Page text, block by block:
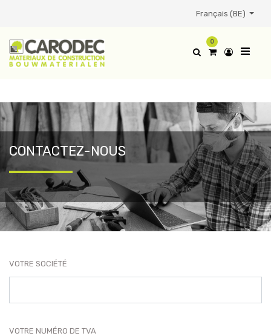
Français (BE)
0
CONTACTEZ-NOUS
VOTRE SOCIÉTÉ
VOTRE NUMÉRO DE TVA